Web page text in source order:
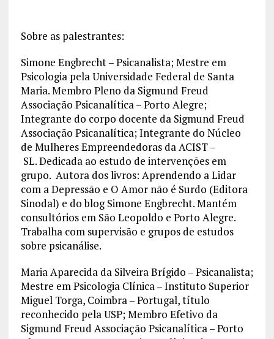
Sobre as palestrantes:
Simone Engbrecht – Psicanalista; Mestre em
Psicologia pela Universidade Federal de Santa
Maria. Membro Pleno da Sigmund Freud
Associação Psicanalítica – Porto Alegre;
Integrante do corpo docente da Sigmund Freud
Associação Psicanalítica; Integrante do Núcleo
de Mulheres Empreendedoras da ACIST –
SL. Dedicada ao estudo de intervenções em
grupo. Autora dos livros: Aprendendo a Lidar
com a Depressão e O Amor não é Surdo (Editora
Sinodal) e do blog Simone Engbrecht. Mantém
consultórios em São Leopoldo e Porto Alegre.
Trabalha com supervisão e grupos de estudos
sobre psicanálise.
Maria Aparecida da Silveira Brígido – Psicanalista;
Mestre em Psicologia Clínica – Instituto Superior
Miguel Torga, Coimbra – Portugal, título
reconhecido pela USP; Membro Efetivo da
Sigmund Freud Associação Psicanalítica – Porto